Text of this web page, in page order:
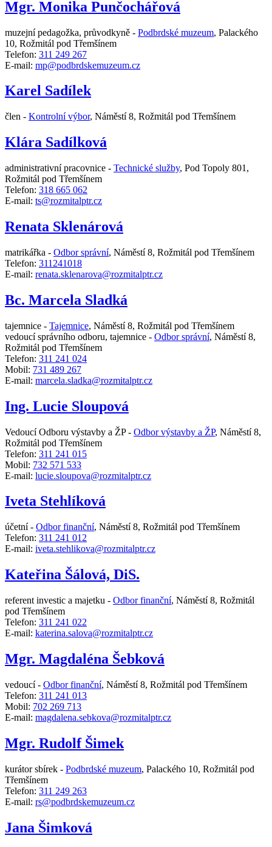
Mgr. Monika Punčochářová
muzejní pedagožka, průvodkyně - Podbrdské muzeum, Palackého
10, Rožmitál pod Třemšínem
Telefon: 311 249 267
E-mail: mp@podbrdskemuzeum.cz
Karel Sadílek
člen - Kontrolní výbor, Náměstí 8, Rožmitál pod Třemšínem
Klára Sadílková
administrativní pracovnice - Technické služby, Pod Topoly 801,
Rožmitál pod Třemšínem
Telefon: 318 665 062
E-mail: ts@rozmitalptr.cz
Renata Sklenárová
matrikářka - Odbor správní, Náměstí 8, Rožmitál pod Třemšínem
Telefon: 311241018
E-mail: renata.sklenarova@rozmitalptr.cz
Bc. Marcela Sladká
tajemnice - Tajemnice, Náměstí 8, Rožmitál pod Třemšínem
vedoucí správního odboru, tajemnice - Odbor správní, Náměstí 8,
Rožmitál pod Třemšínem
Telefon: 311 241 024
Mobil: 731 489 267
E-mail: marcela.sladka@rozmitalptr.cz
Ing. Lucie Sloupová
Vedoucí Odboru výstavby a ŽP - Odbor výstavby a ŽP, Náměstí 8,
Rožmitál pod Třemšínem
Telefon: 311 241 015
Mobil: 732 571 533
E-mail: lucie.sloupova@rozmitalptr.cz
Iveta Stehlíková
účetní - Odbor finanční, Náměstí 8, Rožmitál pod Třemšínem
Telefon: 311 241 012
E-mail: iveta.stehlikova@rozmitalptr.cz
Kateřina Šálová, DiS.
referent investic a majetku - Odbor finanční, Náměstí 8, Rožmitál
pod Třemšínem
Telefon: 311 241 022
E-mail: katerina.salova@rozmitalptr.cz
Mgr. Magdaléna Šebková
vedoucí - Odbor finanční, Náměstí 8, Rožmitál pod Třemšínem
Telefon: 311 241 013
Mobil: 702 269 713
E-mail: magdalena.sebkova@rozmitalptr.cz
Mgr. Rudolf Šimek
kurátor sbírek - Podbrdské muzeum, Palackého 10, Rožmitál pod
Třemšínem
Telefon: 311 249 263
E-mail: rs@podbrdskemuzeum.cz
Jana Šimková